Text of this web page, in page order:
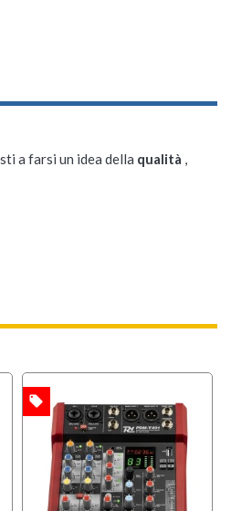
a farsi un idea della qualità ,
local_offer